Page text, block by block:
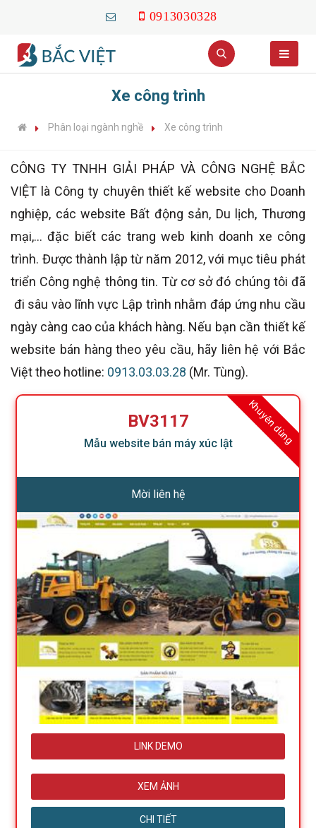
0913030328
Xe công trình
Phân loại ngành nghề Xe công trình
CÔNG TY TNHH GIẢI PHÁP VÀ CÔNG NGHỆ BẮC
VIỆT là Công ty chuyên thiết kế website cho Doanh
nghiệp, các website Bất động sản, Du lịch, Thương
mại,... đặc biết các trang web kinh doanh xe công
trình. Được thành lập từ năm 2012, với mục tiêu phát
triển Công nghệ thông tin. Từ cơ sở đó chúng tôi đã
đi sâu vào lĩnh vực Lập trình nhằm đáp ứng nhu cầu
ngày càng cao của khách hàng. Nếu bạn cần thiết kế
website bán hàng theo yêu cầu, hãy liên hệ với Bắc
Việt theo hotline: 0913.03.03.28 (Mr. Tùng).
Khuyên dùng
BV3117
Mẫu website bán máy xúc lật
Mời liên hệ
LINK DEMO
XEM ẢNH
CHI TIẾT